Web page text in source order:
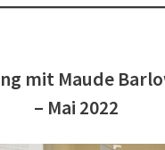
mit Maude
– Mai 2022